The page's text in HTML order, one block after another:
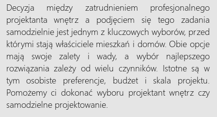
Decyzja między zatrudnieniem profesjonalnego
projektanta wnętrz a podjęciem się tego zadania
samodzielnie jest jednym z kluczowych wyborów, przed
którymi stają właściciele mieszkań i domów. Obie opcje
mają swoje zalety i wady, a wybór najlepszego
rozwiązania zależy od wielu czynników. Istotne są w
tym osobiste preferencje, budżet i skala projektu.
Pomożemy ci dokonać wyboru projektant wnętrz czy
samodzielne projektowanie.